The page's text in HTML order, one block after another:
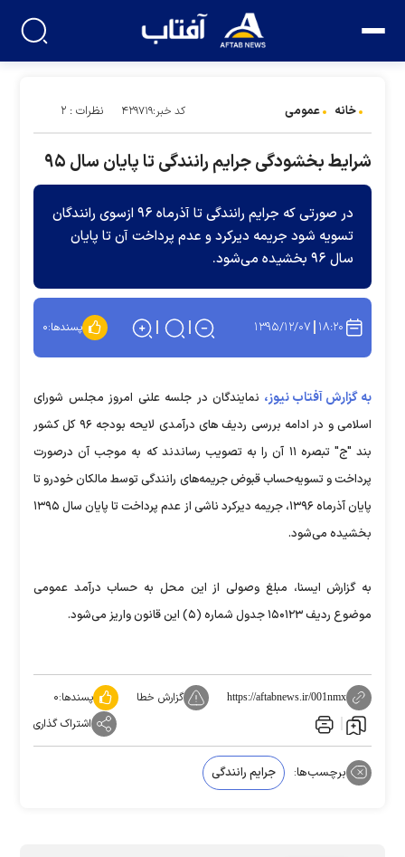
خانه عمومی کد خبر:۴۲۹۷۱۹ نظرات : ۲
شرایط بخشودگی جرایم رانندگی تا پایان سال ۹۵
در صورتی که جرایم رانندگی تا آذرماه ۹۶ ازسوی رانندگان
تسویه شود جریمه دیرکرد و عدم پرداخت آن تا پایان
سال ۹۶ بخشیده می‌شود.
۱۸:۲۰ ۱۳۹۵/۱۲/۰۷ پسندها:۰
به گزارش آفتاب نیوز، نمایندگان در جلسه علنی امروز مجلس شورای
اسلامی و در ادامه بررسی ردیف های درآمدی لایحه بودجه ۹۶ کل کشور
بند "ج" تبصره ۱۱ آن را به تصویب رساندند که به موجب آن درصورت
پرداخت و تسویه‌حساب قبوض جریمه‌های رانندگی توسط مالکان خودرو تا
پایان آذرماه ۱۳۹۶، جریمه دیرکرد ناشی از عدم پرداخت تا پایان سال ۱۳۹۵
بخشیده می‌شود.
به گزارش ایسنا، مبلغ وصولی از این محل به حساب درآمد عمومی
موضوع ردیف ۱۵۰۱۲۳ جدول شماره (۵) این قانون واریز می‌شود.
https://aftabnews.ir/001nmx گزارش خطا پسندها:۰
اشتراک گذاری
برچسب‌ها: جرایم رانندگی